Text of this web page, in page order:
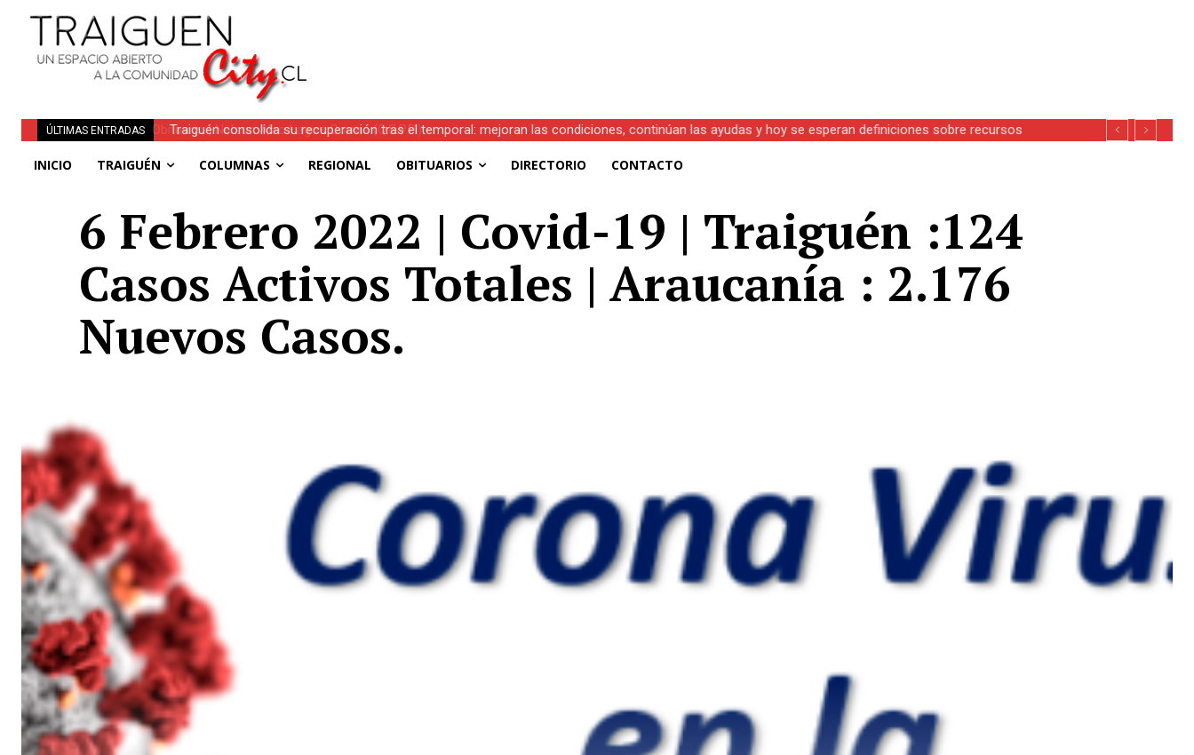
ÚLTIMAS ENTRADAS
Traiguén consolida su recuperación tras el temporal: mejoran las condiciones, continúan las ayudas y hoy se esperan definiciones sobre recursos
INICIO TRAIGUÉN COLUMNAS REGIONAL OBITUARIOS DIRECTORIO CONTACTO
6 Febrero 2022 | Covid-19 | Traiguén :124
Casos Activos Totales | Araucanía : 2.176
Nuevos Casos.